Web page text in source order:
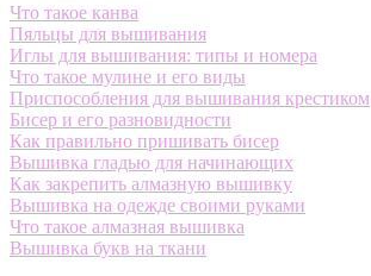
Что такое канва
Пяльцы для вышивания
Иглы для вышивания: типы и номера
Что такое мулине и его виды
Приспособления для вышивания крестиком
Бисер и его разновидности
Как правильно пришивать бисер
Вышивка гладью для начинающих
Как закрепить алмазную вышивку
Вышивка на одежде своими руками
Что такое алмазная вышивка
Вышивка букв на ткани